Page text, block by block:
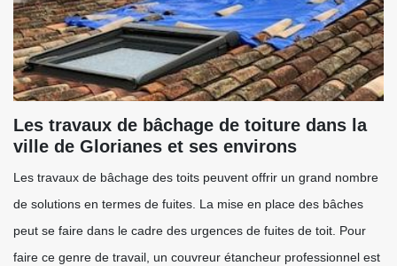
Les travaux de bâchage de toiture dans la
ville de Glorianes et ses environs
Les travaux de bâchage des toits peuvent offrir un grand nombre
de solutions en termes de fuites. La mise en place des bâches
peut se faire dans le cadre des urgences de fuites de toit. Pour
faire ce genre de travail, un couvreur étancheur professionnel est